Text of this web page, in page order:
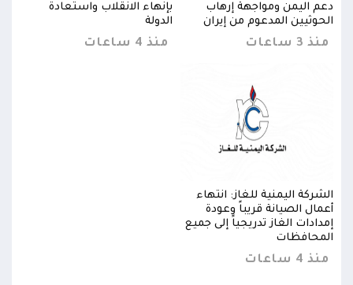
دعم اليمن ومواجهة إرهاب
الحوثيين المدعوم من إيران
منذ 3 ساعات
بإنهاء الانقلاب واستعادة
الدولة
منذ 4 ساعات
الشركة اليمنية للغاز: انتهاء
أعمال الصيانة قريباً وعودة
إمدادات الغاز تدريجياً إلى جميع
المحافظات
منذ 4 ساعات